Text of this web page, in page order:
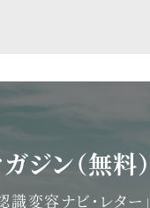
ジン（無料）
識変容ナビ・レター」